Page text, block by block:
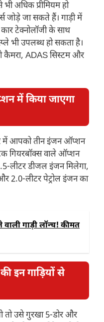
अधिक प्रीमियम हो
जोड़े जा सकते हैं। गाड़ी में
टेक्नोलॉजी के साथ
भी उपलब्ध हो सकता है।
कैमरा, ADAS सिस्टम और
में किया जाएगा
में आपको तीन इंजन ऑप्शन
गियरबॉक्स वाले ऑप्शन
लीटर डीजल इंजन मिलेगा,
2.0-लीटर पेट्रोल इंजन का
गाड़ी लॉन्च! कीमत
की इन गाड़ियों से
तो उसे गुरखा 5-डोर और